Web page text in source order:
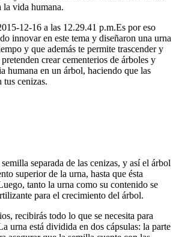
la vida humana.
Es por eso
innovar en este tema y diseñaron una urna
y que además te permite trascender y
crear cementerios de árboles y
humana en un árbol, haciendo que las
tus cenizas.
separada de las cenizas, y así el árbol
superior de la urna, hasta que ésta
tanto la urna como su contenido se
para el crecimiento del árbol.
recibirás todo lo que se necesita para
urna está dividida en dos cápsulas: la parte